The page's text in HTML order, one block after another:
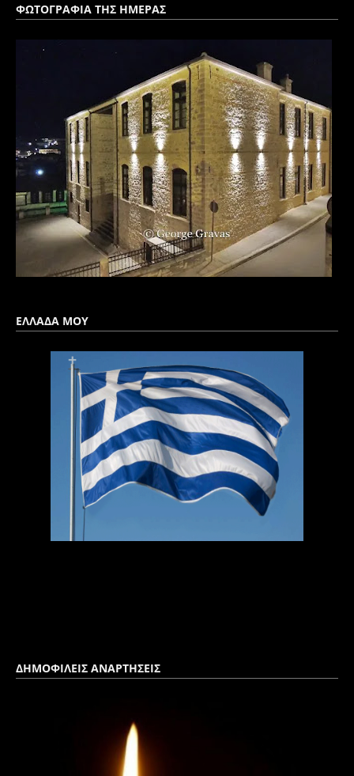
ΦΩΤΟΓΡΑΦΙΑ ΤΗΣ ΗΜΕΡΑΣ
ΕΛΛΑΔΑ ΜΟΥ
ΔΗΜΟΦΙΛΕΙΣ ΑΝΑΡΤΗΣΕΙΣ